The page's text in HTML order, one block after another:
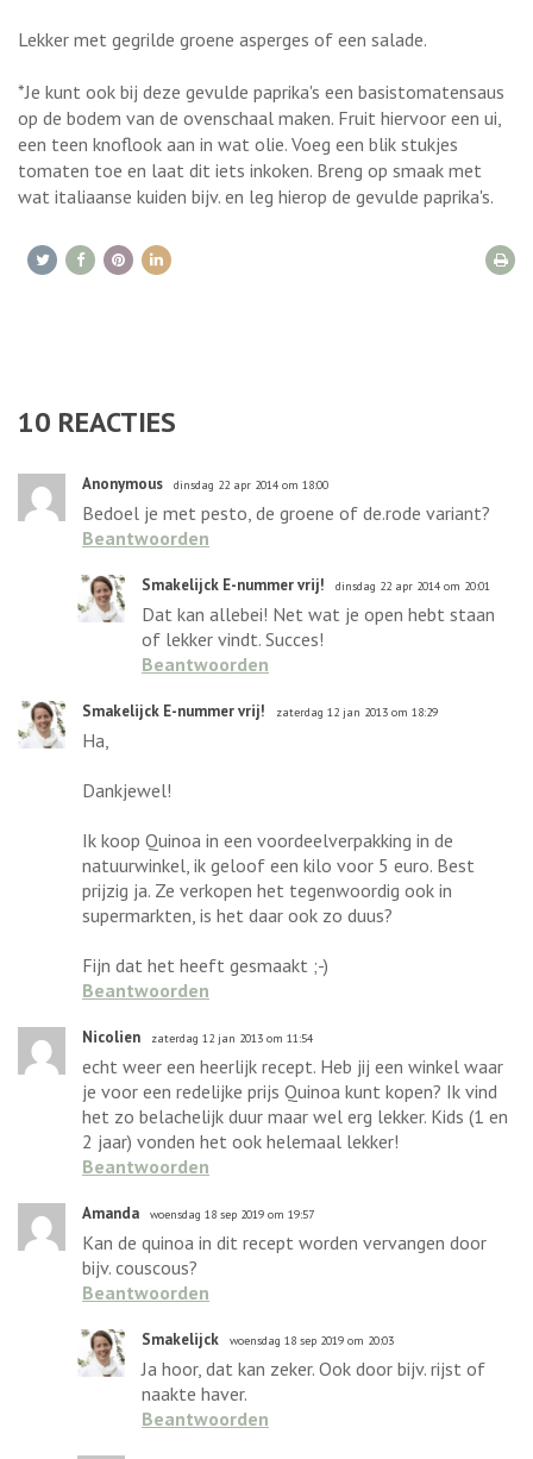
Lekker met gegrilde groene asperges of een salade.
*Je kunt ook bij deze gevulde paprika's een basistomatensaus
op de bodem van de ovenschaal maken. Fruit hiervoor een ui,
een teen knoflook aan in wat olie. Voeg een blik stukjes
tomaten toe en laat dit iets inkoken. Breng op smaak met
wat italiaanse kuiden bijv. en leg hierop de gevulde paprika's.
10 REACTIES
Anonymous dinsdag 22 apr 2014 om 18:00
Bedoel je met pesto, de groene of de.rode variant?
Beantwoorden
Smakelijck E-nummer vrij! dinsdag 22 apr 2014 om 20:01
Dat kan allebei! Net wat je open hebt staan
of lekker vindt. Succes!
Beantwoorden
Smakelijck E-nummer vrij! zaterdag 12 jan 2013 om 18:29
Ha,
Dankjewel!
Ik koop Quinoa in een voordeelverpakking in de
natuurwinkel, ik geloof een kilo voor 5 euro. Best
prijzig ja. Ze verkopen het tegenwoordig ook in
supermarkten, is het daar ook zo duus?
Fijn dat het heeft gesmaakt ;-)
Beantwoorden
Nicolien zaterdag 12 jan 2013 om 11:54
echt weer een heerlijk recept. Heb jij een winkel waar
je voor een redelijke prijs Quinoa kunt kopen? Ik vind
het zo belachelijk duur maar wel erg lekker. Kids (1 en
2 jaar) vonden het ook helemaal lekker!
Beantwoorden
Amanda woensdag 18 sep 2019 om 19:57
Kan de quinoa in dit recept worden vervangen door
bijv. couscous?
Beantwoorden
Smakelijck woensdag 18 sep 2019 om 20:03
Ja hoor, dat kan zeker. Ook door bijv. rijst of
naakte haver.
Beantwoorden